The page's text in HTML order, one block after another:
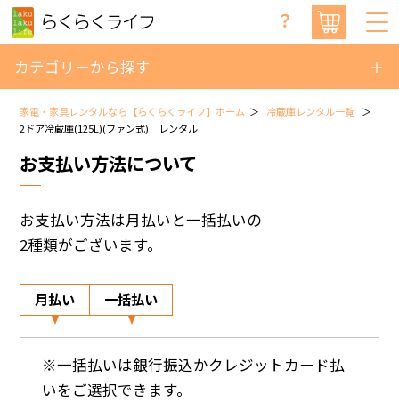
？
カテゴリーから探す
家電・家具レンタルなら【らくらくライフ】ホーム
冷蔵庫レンタル一覧
2ドア冷蔵庫(125L)(ファン式) レンタル
お支払い方法について
お支払い方法は月払いと一括払いの
2種類がございます。
月払い 一括払い
※一括払いは銀行振込かクレジットカード払
いをご選択できます。